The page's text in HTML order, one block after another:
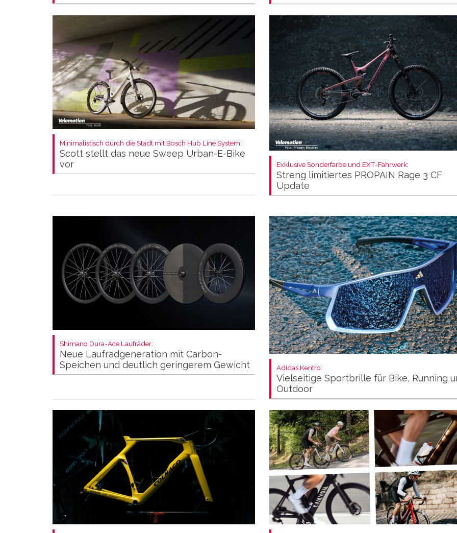
Minimalistisch durch die Stadt mit Bosch Hub Line System:
Scott stellt das neue Sweep Urban-E-Bike
vor
Exklusive Sonderfarbe und EXT-Fahrwerk:
Streng limitiertes PROPAIN Rage 3 CF
Update
Shimano Dura-Ace Laufräder:
Neue Laufradgeneration mit Carbon-
Speichen und deutlich geringerem Gewicht
Adidas Kentro:
Vielseitige Sportbrille für Bike, Running
Outdoor